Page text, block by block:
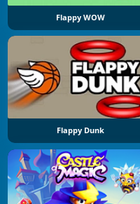
Flappy WOW
Flappy Dunk